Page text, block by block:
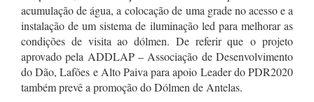
acumulação de água, a colocação de uma grade no acesso e a
instalação de um sistema de iluminação led para melhorar as
condições de visita ao dólmen. De referir que o projeto
aprovado pela ADDLAP – Associação de Desenvolvimento
do Dão, Lafões e Alto Paiva para apoio Leader do PDR2020
também prevê a promoção do Dólmen de Antelas.